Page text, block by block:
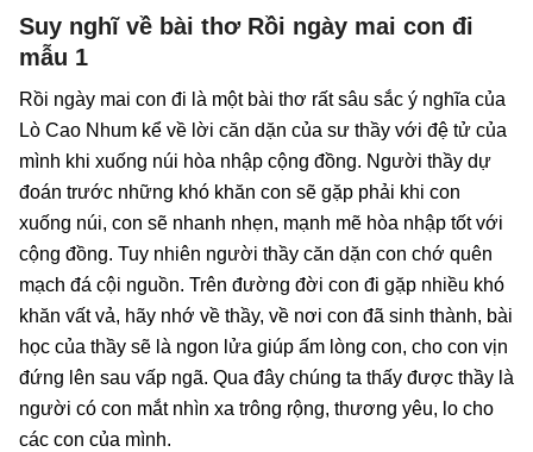
Suy nghĩ về bài thơ Rồi ngày mai con đi
mẫu 1
Rồi ngày mai con đi là một bài thơ rất sâu sắc ý nghĩa của
Lò Cao Nhum kể về lời căn dặn của sư thầy với đệ tử của
mình khi xuống núi hòa nhập cộng đồng. Người thầy dự
đoán trước những khó khăn con sẽ gặp phải khi con
xuống núi, con sẽ nhanh nhẹn, mạnh mẽ hòa nhập tốt với
cộng đồng. Tuy nhiên người thầy căn dặn con chớ quên
mạch đá cội nguồn. Trên đường đời con đi gặp nhiều khó
khăn vất vả, hãy nhớ về thầy, về nơi con đã sinh thành, bài
học của thầy sẽ là ngon lửa giúp ấm lòng con, cho con vịn
đứng lên sau vấp ngã. Qua đây chúng ta thấy được thầy là
người có con mắt nhìn xa trông rộng, thương yêu, lo cho
các con của mình.